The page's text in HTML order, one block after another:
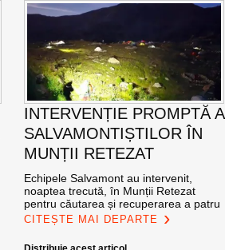
INTERVENȚIE PROMPTĂ A
SALVAMONTIȘTILOR ÎN
MUNȚII RETEZAT
Echipele Salvamont au intervenit,
noaptea trecută, în Munții Retezat
pentru căutarea și recuperarea a patru
CITEȘTE MAI DEPARTE